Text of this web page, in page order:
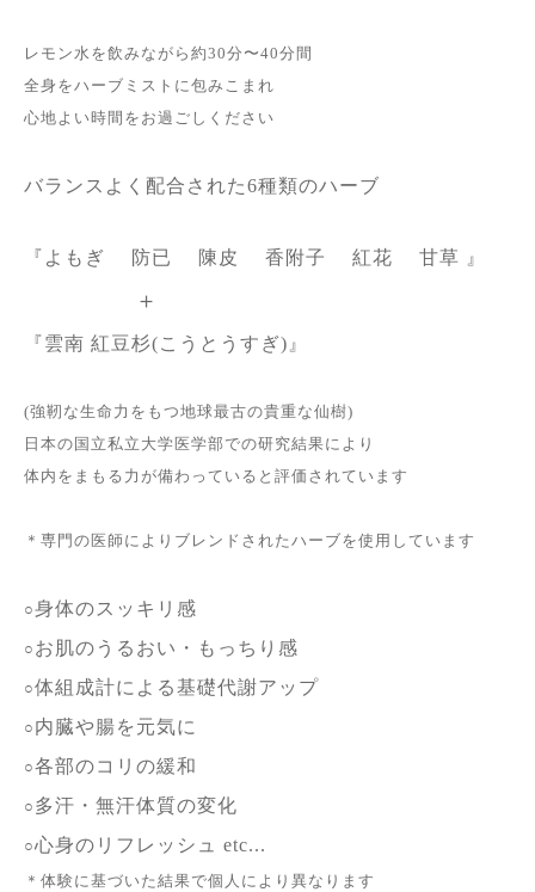
レモン水を飲みながら約30分〜40分間
全身をハーブミストに包みこまれ
心地よい時間をお過ごしください
バランスよく配合された6種類のハーブ
『よもぎ 防已 陳皮 香附子 紅花 甘草 』
＋
『雲南 紅豆杉(こうとうすぎ)』
(強靭な生命力をもつ地球最古の貴重な仙樹)
日本の国立私立大学医学部での研究結果により
体内をまもる力が備わっていると評価されています
＊専門の医師によりブレンドされたハーブを使用しています
○身体のスッキリ感
○ お肌のうるおい・もっちり感
○体組成計による基礎代謝アップ
○ 内臓や腸を元気に
○各部のコリの緩和
○ 多汗・無汗体質の変化
○心身のリフレッシュ etc...
＊体験に基づいた結果で個人により異なります